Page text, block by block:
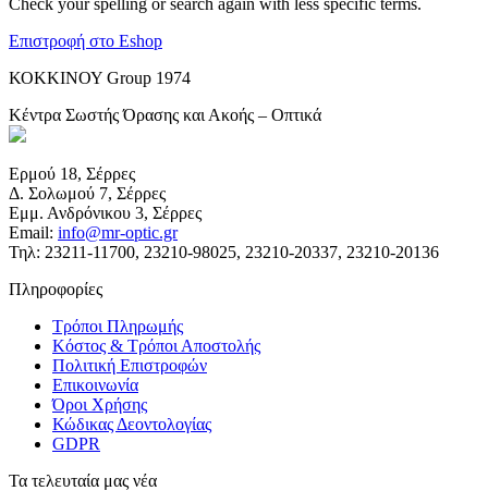
Check your spelling or search again with less specific terms.
Επιστροφή στο Eshop
ΚΟΚΚΙΝΟΥ Group 1974
Κέντρα Σωστής Όρασης και Ακοής – Οπτικά
Ερμού 18, Σέρρες
Δ. Σολωμού 7, Σέρρες
Εμμ. Ανδρόνικου 3, Σέρρες
Email: info@mr-optic.gr
Τηλ: 23211-11700, 23210-98025, 23210-20337, 23210-20136
Πληροφορίες
Τρόποι Πληρωμής
Κόστος & Τρόποι Αποστολής
Πολιτική Επιστροφών
Επικοινωνία
Όροι Χρήσης
Κώδικας Δεοντολογίας
GDPR
Τα τελευταία μας νέα